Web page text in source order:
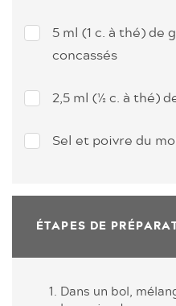
5 ml (1 c. à thé) de
concassés
2,5 ml (½ c. à thé)
Sel et poivre du
ÉTAPES DE
Dans un bol,